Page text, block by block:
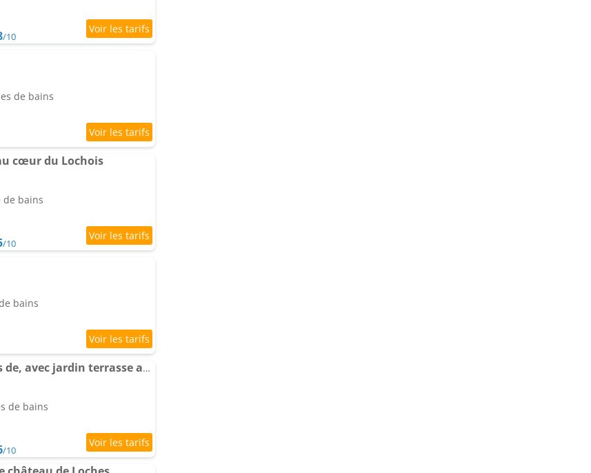
/10
de bains
cœur du Lochois
de bains
/10
bains
La Maison du Donjon - Gites de, avec jardin terrasse avec vue sur le Donjon
de bains
/10